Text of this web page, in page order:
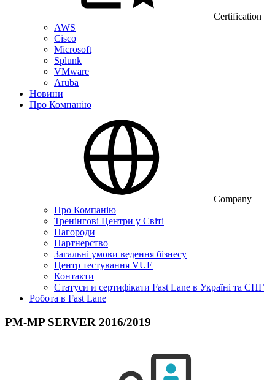
Certification
AWS
Cisco
Microsoft
Splunk
VMware
Aruba
Новини
Про Компанію
Company
Про Компанію
Тренінгові Центри у Світі
Нагороди
Партнерство
Загальні умови ведення бізнесу
Центр тестування VUE
Контакти
Статуси и сертифікати Fast Lane в Україні та СНГ
Робота в Fast Lane
PM-MP SERVER 2016/2019